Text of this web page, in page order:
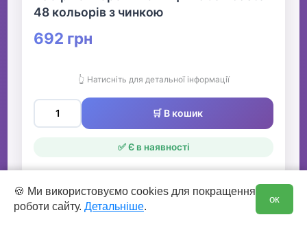
48 кольорів з чинкою
692 грн
👆 Натисніть для детальної інформації
🛒 В кошик
✅ Є в наявності
🍪 Ми використовуємо cookies для покращення
роботи сайту. Детальніше.
ок
0